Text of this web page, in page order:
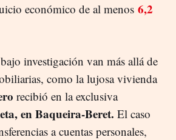
económico de al menos 6,2
investigación van más allá de
como la lujosa vivienda
recibió en la exclusiva
en Baqueira-Beret. El caso
a cuentas personales,